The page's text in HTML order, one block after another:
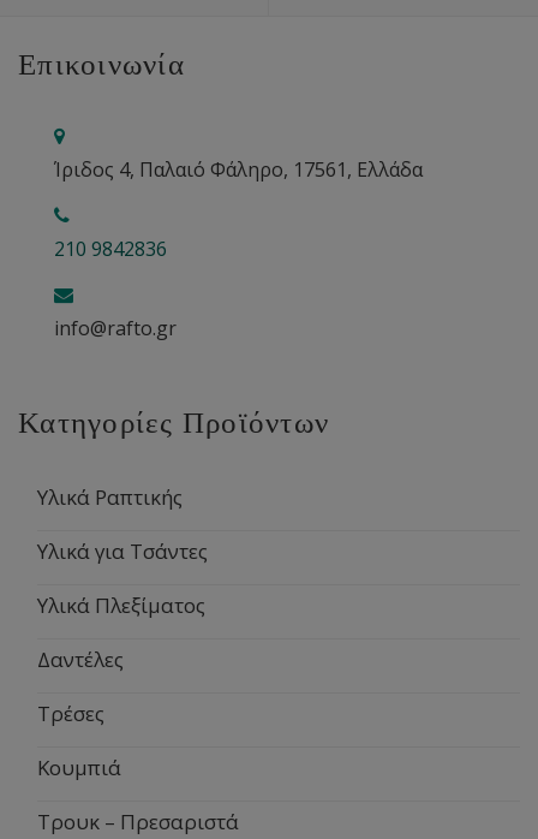
Επικοινωνία
Ίριδος 4, Παλαιό Φάληρο, 17561, Ελλάδα
210 9842836
info@rafto.gr
Κατηγορίες Προϊόντων
Υλικά Ραπτικής
Υλικά για Τσάντες
Υλικά Πλεξίματος
Δαντέλες
Τρέσες
Κουμπιά
Τρουκ – Πρεσαριστά